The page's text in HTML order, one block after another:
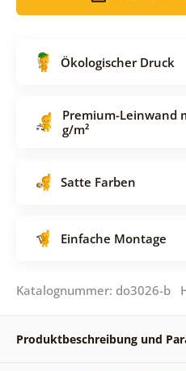
Ökologischer Druck
Premium-Leinwand
g/m²
Satte Farben
Einfache Montage
Katalognummer: do3026-b
Produktbeschreibung und